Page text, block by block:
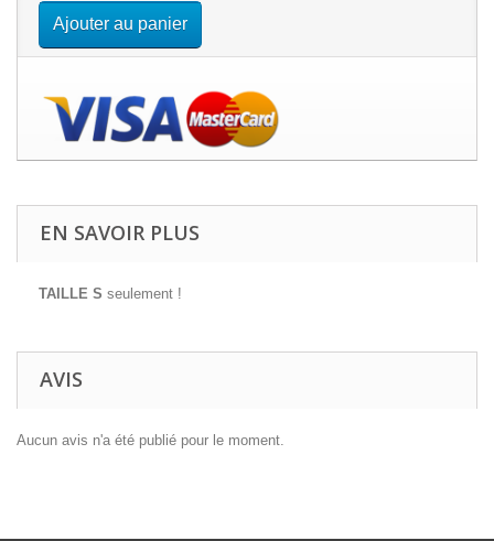
Ajouter au panier
EN SAVOIR PLUS
TAILLE S seulement !
AVIS
Aucun avis n'a été publié pour le moment.